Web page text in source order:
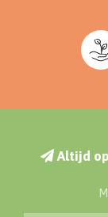
Altijd